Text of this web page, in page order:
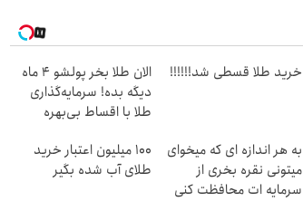
خرید طلا قسطی شد!!!!!!
الان طلا بخر پولشو 4 ماه
دیگه بده! سرمایه‌گذاری
طلا با اقساط بی‌بهره
به هر اندازه ای که میخوای
میتونی نقره بخری از
سرمایه ات محافظت کنی
100 میلیون اعتبار خرید
طلای آب شده بگیر